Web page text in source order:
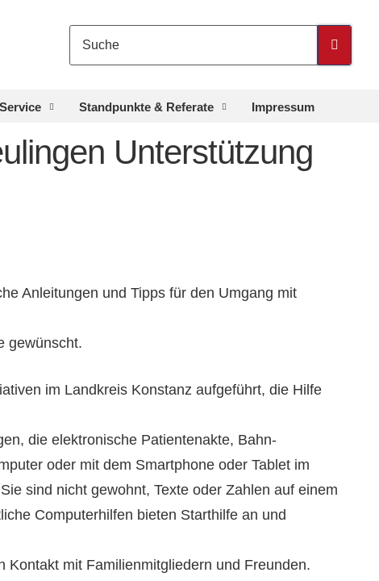
Standpunkte & Referate Impressum
Unterstützung
Anleitungen und Tipps für den Umgang mit
gewünscht.
im Landkreis Konstanz aufgeführt, die Hilfe
die elektronische Patientenakte, Bahn-
oder mit dem Smartphone oder Tablet im
sind nicht gewohnt, Texte oder Zahlen auf einem
Computerhilfen bieten Starthilfe an und
mit Familienmitgliedern und Freunden.